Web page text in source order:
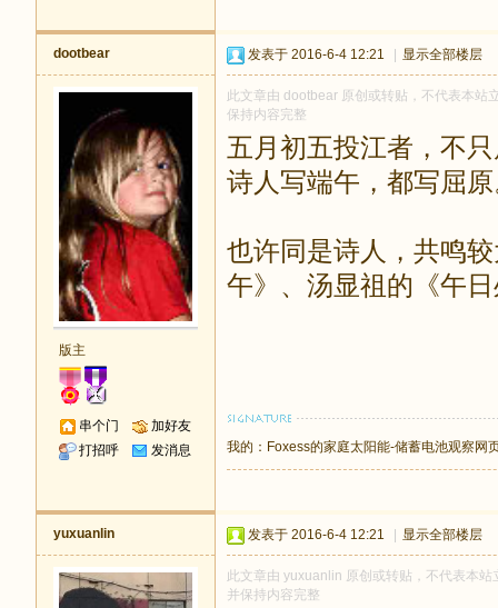
dootbear
版主
串个门
加好友
打招呼
发消息
发表于 2016-6-4 12:21 显示全部楼层
此文章由 dootbear 原创或转贴，不代表本站
保持内容完整
五月初五投江者，不
诗人写端午，都写屈
也许同是诗人，共鸣
午》、汤显祖的《午
我的： Foxess的家庭太阳能-储蓄电池观察网
yuxuanlin 发表于 2016-6-4 12:21 显示全部楼层
此文章由 yuxuanlin 原创或转贴，不代表本
并保持内容完整